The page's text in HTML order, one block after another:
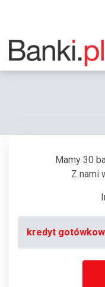
Strona główna Bankomaty
Mamy 30
Z nami
kredyt